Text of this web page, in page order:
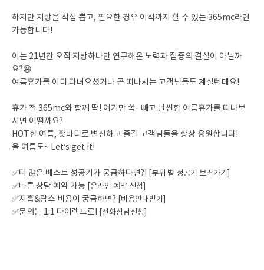
하지만 지방을 직접 뽑고, 필요한 경우 이식까지 할 수 있는 365mc라면
가능합니다!
이는 21년간 오직 지방하나만 연구해온 노력과 집중의 결실이 아닐까
요?😆
여름휴가를 이미 다녀오셨거나 곧 떠나시는 고객님들도 계실텐데요!
휴가 전 365mc와 함께 딱! 여기만 쏙- 빼고 날씬한 여름휴가를 떠나보
시면 어떨까요?
HOT한 여름, 핫바디로 변신하고 즐길 고객님들을 항상 응원합니다!
올 여름도~ Let’s get it!
✅더 많은 베스트 성공기가 궁금하다면?!
[부위 별 성공기 보러가기]
✅빠른 상담 예약 가능
[온라인 예약 신청]
✅지흡&람스 비용이 궁금하면?
[비용안내받기]
✅문의는 1:1 다이렉트로!
[전화상담신청]